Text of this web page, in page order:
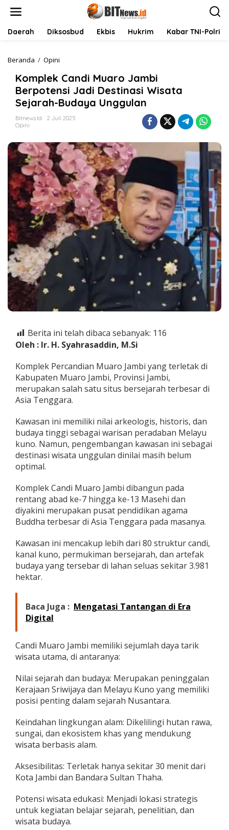
Daerah Diksosbud Ekbis Hukrim Kabar TNI-Polri
Beranda / Opini
m
p
l
e
k
n
d
i
M
u
a
r
o
J
a
m
b
e
r
s
a
d
i
D
e
t
n
a
s
s
a
t
a
e
j
r
B
u
a
U
g
g
u
l
n
Komplek Candi Muaro Jambi
Berpotensi Jadi Destinasi Wisata
Sejarah-Budaya Unggulan
Bitnews.id
2 Juli 2025
Opini
Berita ini telah dibaca sebanyak: 116
Oleh : Ir. H. Syahrasaddin, M.Si
Komplek Percandian Muaro Jambi yang terletak di
Kabupaten Muaro Jambi, Provinsi Jambi,
merupakan salah satu situs bersejarah terbesar di
Asia Tenggara.
Kawasan ini memiliki nilai arkeologis, historis, dan
budaya tinggi sebagai warisan peradaban Melayu
kuno. Namun, pengembangan kawasan ini sebagai
destinasi wisata unggulan dinilai masih belum
optimal.
Komplek Candi Muaro Jambi dibangun pada
rentang abad ke-7 hingga ke-13 Masehi dan
diyakini merupakan pusat pendidikan agama
Buddha terbesar di Asia Tenggara pada masanya.
Kawasan ini mencakup lebih dari 80 struktur candi,
kanal kuno, permukiman bersejarah, dan artefak
budaya yang tersebar di lahan seluas sekitar 3.981
hektar.
Baca Juga : Mengatasi Tantangan di Era
Digital
Candi Muaro Jambi memiliki sejumlah daya tarik
wisata utama, di antaranya:
Nilai sejarah dan budaya: Merupakan peninggalan
Kerajaan Sriwijaya dan Melayu Kuno yang memiliki
posisi penting dalam sejarah Nusantara.
Keindahan lingkungan alam: Dikelilingi hutan rawa,
sungai, dan ekosistem khas yang mendukung
wisata berbasis alam.
Aksesibilitas: Terletak hanya sekitar 30 menit dari
Kota Jambi dan Bandara Sultan Thaha.
Potensi wisata edukasi: Menjadi lokasi strategis
untuk kegiatan belajar sejarah, penelitian, dan
wisata budaya.